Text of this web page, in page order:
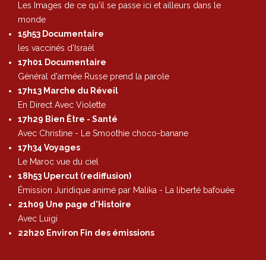
Les Images de ce qu'il se passe ici et ailleurs dans le
monde
15h53 Documentaire
les vaccinés d’Israël
17h01 Documentaire
Général d'armée Russe prend la parole
17h13 Marche du Réveil
En Direct Avec Violette
17h29 Bien Être - Santé
Avec Christine - Le Smoothie choco-banane
17h34 Voyages
Le Maroc vue du ciel
18h53 Upercut (rediffusion)
Émission Juridique animé par Malika - La liberté bafouée
21h09 Une page d'Histoire
Avec Luigi
22h20 Environ Fin des émissions